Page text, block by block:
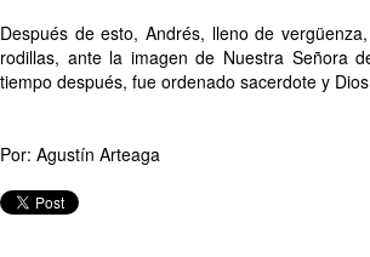
Después de esto, Andrés, lleno de
rodillas, ante la imagen de Nuestra Señora
tiempo después, fue ordenado sacerdote y
Por: Agustín Arteaga